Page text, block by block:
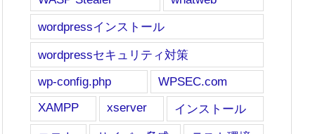
wordpressインストール
wordpressセキュリティ対策
wp-config.php
WPSEC.com
XAMPP
xserver
インストール